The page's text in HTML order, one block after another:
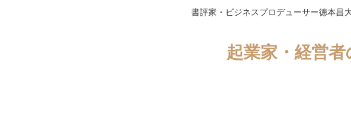
書評家・ビジネスプロデューサー徳本
起業家・経営